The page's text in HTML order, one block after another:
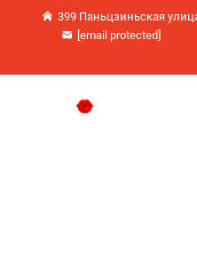
399 Паньцзиньская
[email protected]